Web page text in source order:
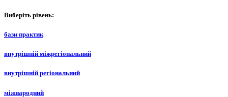
Виберіть рівень:
бази практик
внутрішній міжрегіональний
внутрішній регіональний
міжнародний